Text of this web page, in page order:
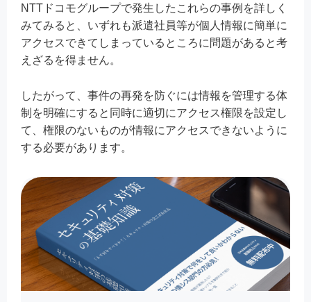
NTTドコモグループで発生したこれらの事例を詳しく
みてみると、いずれも派遣社員等が個人情報に簡単に
アクセスできてしまっているところに問題があると考
えざるを得ません。
したがって、事件の再発を防ぐには情報を管理する体
制を明確にすると同時に適切にアクセス権限を設定し
て、権限のないものが情報にアクセスできないように
する必要があります。